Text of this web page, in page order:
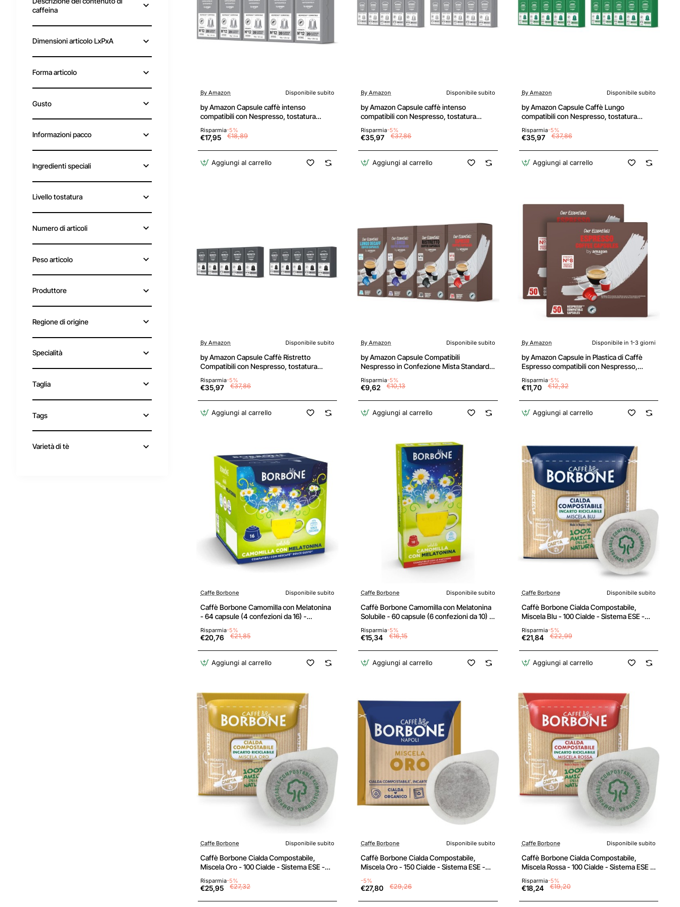
caffeina
Dimensioni articolo LxPxA
Forma articolo
Gusto
Informazioni pacco
Ingredienti speciali
Livello tostatura
Numero di articoli
Peso articolo
Produttore
Regione di origine
Specialità
Taglia
Tags
Varietà di tè
By Amazon Disponibile subito
by Amazon Capsule caffè intenso
compatibili con Nespresso, tostatura
confezioni da 20 - Certificato Rainforest
Alliance - 20 unità (Confezione da 5)
Risparmia-5%
€17,95 €18,89
Aggiungi al carrello
By Amazon Disponibile subito
by Amazon Capsule caffè intenso
compatibili con Nespresso, tostatura
confezioni da 20 - Certificato Rainforest
Alliance (Confezione da 2) - 20 unità
(Confezione da 10)
Risparmia-5%
€35,97 €37,86
Aggiungi al carrello
By Amazon Disponibile subito
by Amazon Capsule Caffè Lungo
compatibili con Nespresso, tostatura
Certificato Rainforest Alliance (Confezione
da 2) - 20 unità (Confezione da 10)
Risparmia-5%
€35,97 €37,86
Aggiungi al carrello
By Amazon Disponibile subito
by Amazon Capsule Caffè Ristretto
Compatibili con Nespresso, tostatura
confezioni da 20 - Certificato Rainforest
Alliance (Confezione da 2) - 20 unità
(Confezione da 10)
Risparmia-5%
€35,97 €37,86
Aggiungi al carrello
By Amazon Disponibile subito
by Amazon Capsule Compatibili
Nespresso in Confezione Mista Standard
confezioni da 20 - Certificato Rainforest
Alliance - 20 unità (Confezione da 4)
Risparmia-5%
€9,62 €10,13
Aggiungi al carrello
By Amazon Disponibile in 1-3 giorni
by Amazon Capsule in Plastica di Caffè
Espresso compatibili con Nespresso,
da 50) - Certificato Rainforest Alliance - 50
unità (Confezione da 2)
Risparmia-5%
€11,70 €12,32
Aggiungi al carrello
Caffe Borbone Disponibile subito
Caffè Borbone Camomilla con Melatonina
- 64 capsule (4 confezioni da 16) -
Compatibili con le Macchine Nescafè*
Dolce Gusto* - Camomilla con Melatonina
Risparmia-5%
€20,76 €21,85
Aggiungi al carrello
Caffe Borbone Disponibile subito
Caffè Borbone Camomilla con Melatonina
Solubile - 60 capsule (6 confezioni da 10) -
Compatibili con le Macchine ad uso
domestico Nespresso* - Camomilla Con
Melatonina
Risparmia-5%
€15,34 €16,15
Aggiungi al carrello
Caffe Borbone Disponibile subito
Caffè Borbone Cialda Compostabile,
Miscela Blu - 100 Cialde - Sistema ESE -
Miscela Blu
Risparmia-5%
€21,84 €22,99
Aggiungi al carrello
Caffe Borbone Disponibile subito
Caffè Borbone Cialda Compostabile,
Miscela Oro - 100 Cialde - Sistema ESE -
Risparmia-5%
€25,95 €27,32
Caffe Borbone Disponibile subito
Caffè Borbone Cialda Compostabile,
Miscela Oro - 150 Cialde - Sistema ESE -
-5%
€27,80 €29,26
Caffe Borbone Disponibile subito
Caffè Borbone Cialda Compostabile,
Miscela Rossa - 100 Cialde - Sistema ESE -
Risparmia-5%
€18,24 €19,20